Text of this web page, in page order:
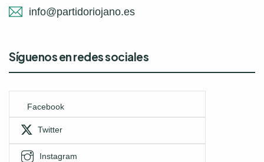
info@partidoriojano.es
Síguenos en redes sociales
Facebook
Twitter
Instagram